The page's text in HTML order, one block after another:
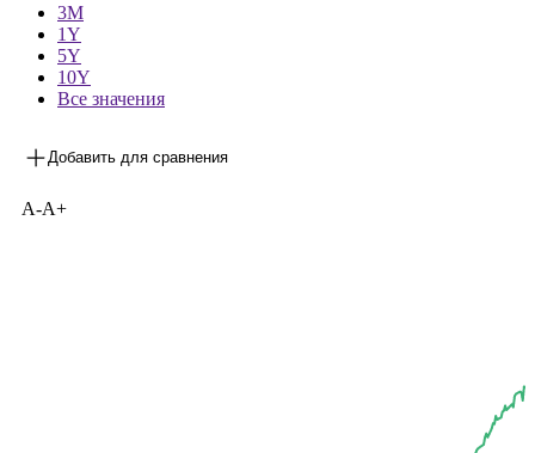
3М
1Y
5Y
10Y
Все значения
Добавить для сравнения